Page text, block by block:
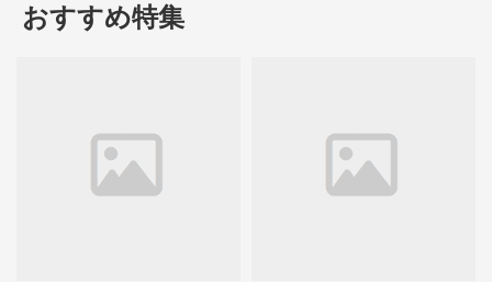
おすすめ特集